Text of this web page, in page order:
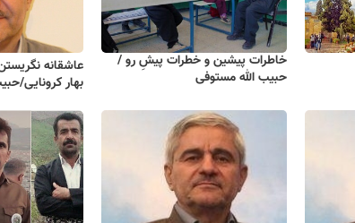
خاطرات پیشین و خطرات پیشِ رو /
حبیب الله مستوفی
عاشقانه
بهار کرونایی/